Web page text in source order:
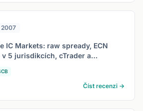
2007
IC Markets: raw spready, ECN
5 jurisdikcích, cTrader a
Číst recenzi →